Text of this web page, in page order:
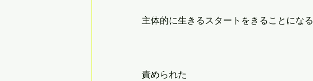
主体的に生きるスタートをきることになる
責められた